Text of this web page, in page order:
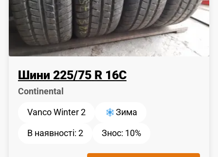
Шини 225/75 R 16C
Continental
Vanco Winter 2 Зима
В наявності: 2 Знос: 10%